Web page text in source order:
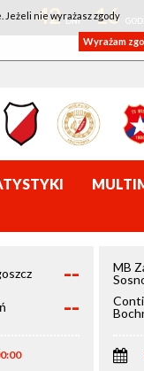
42 16
--
--
MB
Jeżeli nie wyrażasz zgody
Wyrażam